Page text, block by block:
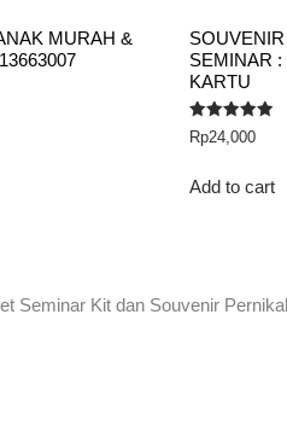
MURAH &
SEMINAR
KARTU
Rated
5.00
Rp24,000
Add to cart
Seminar Kit dan Souvenir